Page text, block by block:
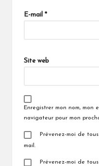
E-mail *
Site web
Enregistrer mon nom, mon
navigateur pour mon
Prévenez-moi de
mail.
Prévenez-moi de